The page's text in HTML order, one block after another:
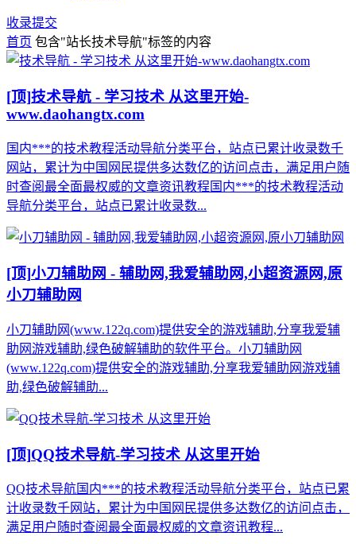
收录提交
首页 包含"站长技术导航"标签的内容
[顶]技术导航 - 学习技术 从这里开始-
www.daohangtx.com
国内***的技术教程活动导航分类平台，站点已累计收录数千
网站，累计为中国网民提供多达数亿的访问点击，满足用户随
时查阅最全面最权威的文章资讯教程国内***的技术教程活动
导航分类平台，站点已累计收录数...
[顶]小刀辅助网 - 辅助网,我爱辅助网,小超资源网,原
小刀辅助网
小刀辅助网(www.122q.com)提供安全的游戏辅助,分享我爱辅
助网游戏辅助,绿色破解辅助的软件平台。小刀辅助网
(www.122q.com)提供安全的游戏辅助,分享我爱辅助网游戏辅
助,绿色破解辅助...
[顶]QQ技术导航-学习技术 从这里开始
QQ技术导航国内***的技术教程活动导航分类平台，站点已累
计收录数千网站，累计为中国网民提供多达数亿的访问点击，
满足用户随时查阅最全面最权威的文章资讯教程...